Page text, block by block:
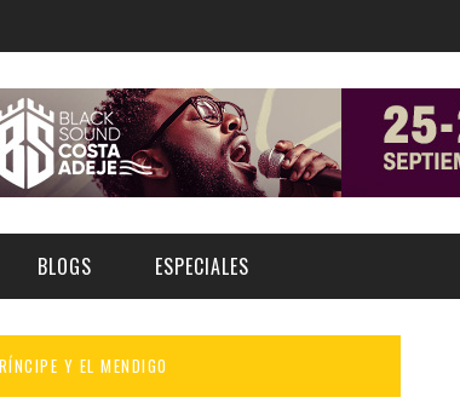
BLOGS ESPECIALES
FESTIVAL BOREAL 2026
Y EL MENDIGO